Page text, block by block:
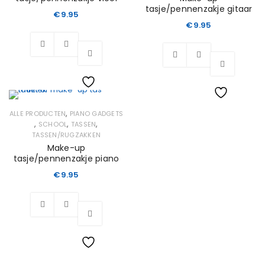
€9.95
tasje/pennenzakje gitaar
€9.95
ALLE PRODUCTEN, PIANO GADGETS
, SCHOOL, TASSEN,
TASSEN/RUGZAKKEN
Make-up
tasje/pennenzakje piano
€9.95